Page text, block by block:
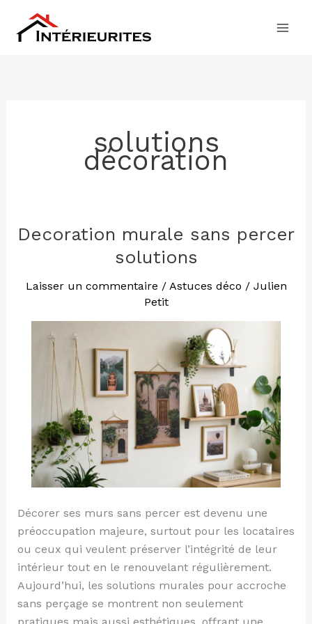
contenu
solutions
décoration
Decoration murale sans percer
solutions
Laisser un commentaire / Astuces déco / Julien
Petit
Décorer ses murs sans percer est devenu une
préoccupation majeure, surtout pour les locataires
ou ceux qui veulent préserver l’intégrité de leur
intérieur tout en le renouvelant régulièrement.
Aujourd’hui, les solutions murales pour accroche
sans perçage se montrent non seulement
Decoration
percer